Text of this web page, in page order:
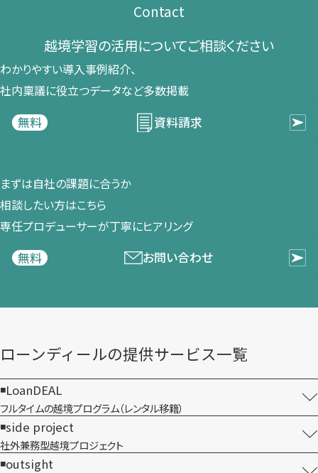
Contact
越境学習の​活用に​ついて​ご相談ください​
わかりやすい導入事例紹介、​
社内稟議に​役立つデータなど​多数掲載
無料
資料請求
まずは​自社の​課題に​合うか​
相談したい方は​こちら
専任プロデューサーが​丁寧に​ヒアリング
無料
お問い合わせ
ローンディールの​提供サービス一覧
LoanDEAL
フルタイムの越境プログラム​（レンタル移籍）
side project
社外兼務型​越境プロジェクト
outsight